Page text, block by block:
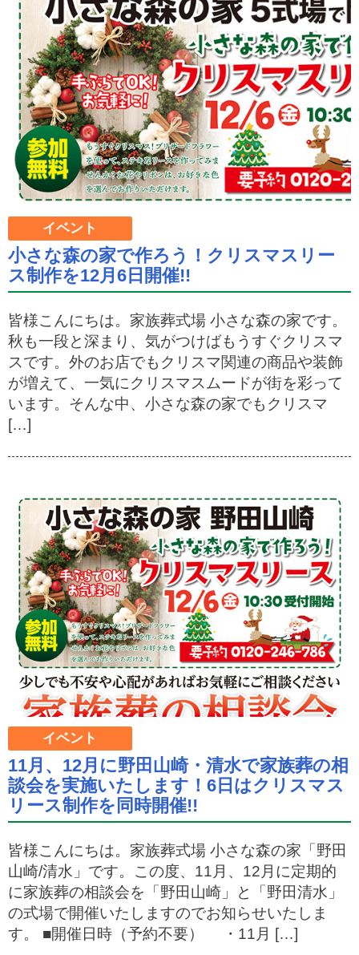
イベント
小さな森の家で作ろう！クリスマスリー
ス制作を12月6日開催!!
皆様こんにちは。家族葬式場 小さな森の家です。
秋も一段と深まり、気がつけばもうすぐクリスマ
スです。外のお店でもクリスマ関連の商品や装飾
が増えて、一気にクリスマスムードが街を彩って
います。そんな中、小さな森の家でもクリスマ
[…]
イベント
11月、12月に野田山崎・清水で家族葬の相
談会を実施いたします！6日はクリスマス
リース制作を同時開催!!
皆様こんにちは。家族葬式場 小さな森の家「野田
山崎/清水」です。この度、11月、12月に定期的
に家族葬の相談会を「野田山崎」と「野田清水」
の式場で開催いたしますのでお知らせいたしま
す。 ■開催日時（予約不要） ・11月 […]